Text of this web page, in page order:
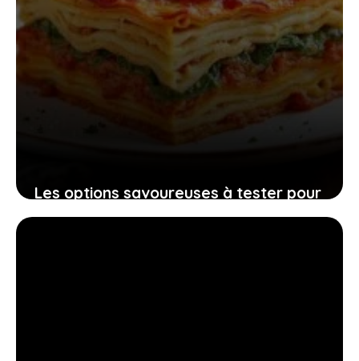
Les options savoureuses à tester pour
remplacer la béchamel dans vos